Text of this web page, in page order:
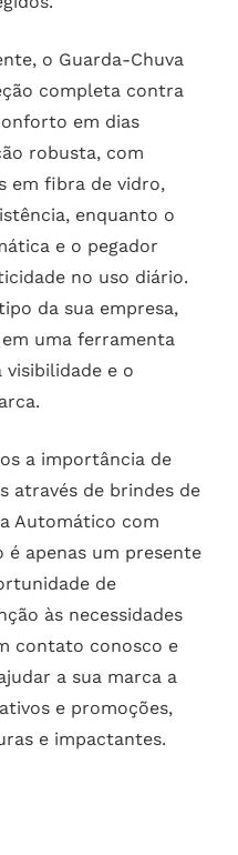
o Guarda-Chuva
completa contra
em dias
robusta, com
em fibra de vidro,
enquanto o
e o pegador
no uso diário.
da sua empresa,
uma ferramenta
e o
a importância de
através de brindes de
Automático com
é apenas um presente
de
às necessidades
contato conosco e
a sua marca a
e promoções,
e impactantes.